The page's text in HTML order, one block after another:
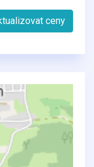
ceny